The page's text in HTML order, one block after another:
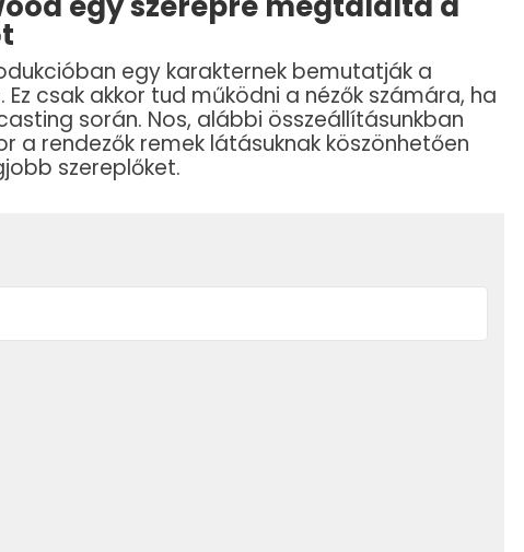
egy karakternek bemutatják a
csak akkor tud működni a nézők számára, ha
során. Nos, alábbi összeállításunkban
a rendezők remek látásuknak köszönhetően
szereplőket.